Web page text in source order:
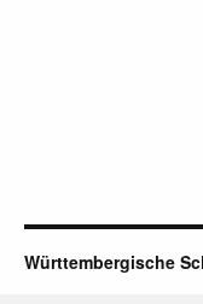
Württembergische